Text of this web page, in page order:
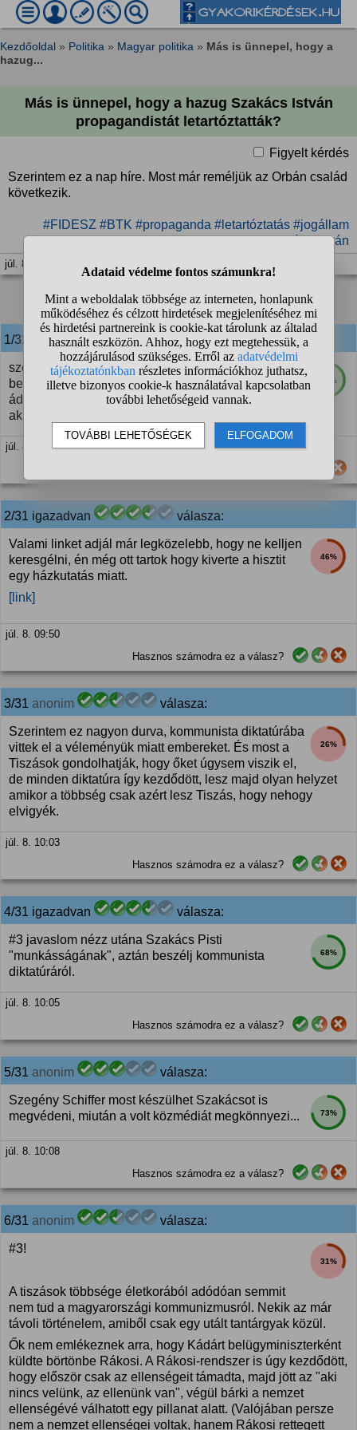
Kezdőoldal » Politika » Magyar politika » Más is ünnepel, hogy a
hazug...
Más is ünnepel, hogy a hazug Szakács István
propagandistát letartóztatták?
Figyelt kérdés
Szerintem ez a nap híre. Most már reméljük az Orbán család
következik.
#FIDESZ #BTK #propaganda #letartóztatás #jogállam
#Szakács István
júl. 8. 09:43
1 2 3 4 ❯ ❯❯
1/31 anonim válasza:
72%
szeretnék hasonló híreket olvasni bayerről, bohárról,
bede zsoltról, a kopaszról, csengéről, farhát
ádámról, deák daniról és a többi félkegyelműről,
akik elhitték, hogy érinthetetlenek
júl. 8. 09:46
2/31 igazadvan válasza:
46%
Valami linket adjál már legközelebb, hogy ne kelljen
keresgélni, én még ott tartok hogy kiverte a hisztit
egy házkutatás miatt.
[link]
júl. 8. 09:50
Hasznos számodra ez a válasz?
3/31 anonim válasza:
26%
Szerintem ez nagyon durva, kommunista diktatúrába
vittek el a véleményük miatt embereket. És most a
Tiszások gondolhatják, hogy őket úgysem viszik el,
de minden diktatúra így kezdődött, lesz majd olyan helyzet
amikor a többség csak azért lesz Tiszás, hogy nehogy
elvigyék.
júl. 8. 10:03
Hasznos számodra ez a válasz?
4/31 igazadvan válasza:
68%
#3 javaslom nézz utána Szakács Pisti
"munkásságának", aztán beszélj kommunista
diktatúráról.
júl. 8. 10:05
Hasznos számodra ez a válasz?
5/31 anonim válasza:
73%
Szegény Schiffer most készülhet Szakácsot is
megvédeni, miután a volt közmédiát megkönnyezi...
júl. 8. 10:08
Hasznos számodra ez a válasz?
6/31 anonim válasza:
31%
#3!
A tiszások többsége életkorából adódóan semmit
nem tud a magyarországi kommunizmusról. Nekik az már
távoli történelem, amiből csak egy utált tantárgyak közül.
Ők nem emlékeznek arra, hogy Kádárt belügyminiszterként
küldte börtönbe Rákosi. A Rákosi-rendszer is úgy kezdődött,
hogy először csak az ellenségeit támadta, majd jött az "aki
nincs velünk, az ellenünk van", végül bárki a nemzet
ellenségévé válhatott egy pillanat alatt. (Valójában persze
nem a nemzet ellenségei voltak, hanem Rákosi rettegett